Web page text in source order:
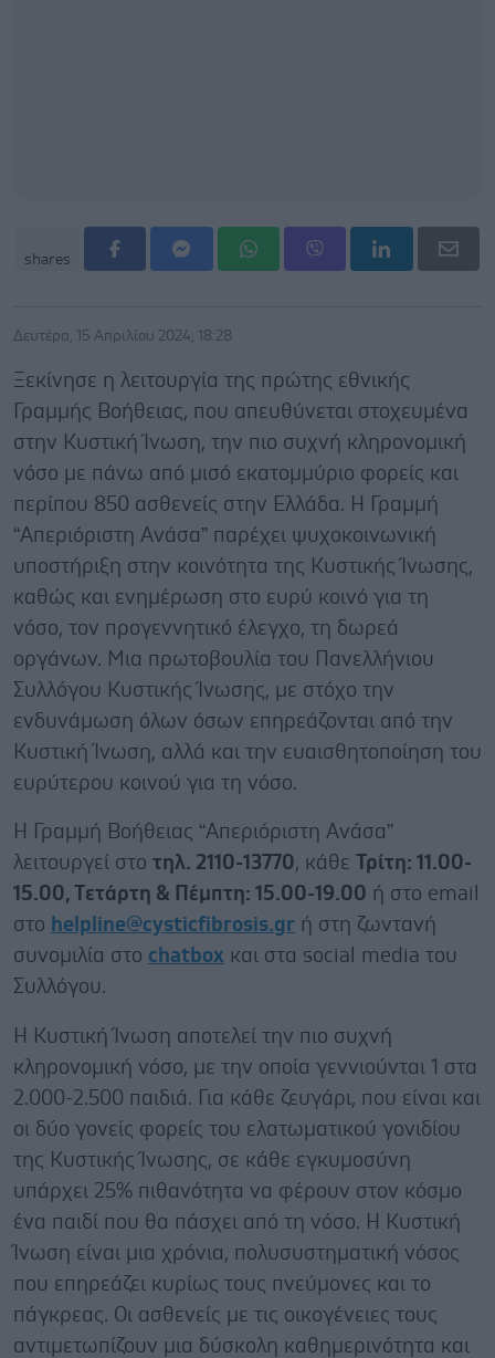
shares
Δευτέρα, 15 Απριλίου 2024, 18:28
Ξεκίνησε η λειτουργία της πρώτης εθνικής
Γραμμής Βοήθειας, που απευθύνεται στοχευμένα
στην Κυστική Ίνωση, την πιο συχνή κληρονομική
νόσο με πάνω από μισό εκατομμύριο φορείς και
περίπου 850 ασθενείς στην Ελλάδα. Η Γραμμή
“Απεριόριστη Ανάσα” παρέχει ψυχοκοινωνική
υποστήριξη στην κοινότητα της Κυστικής Ίνωσης,
καθώς και ενημέρωση στο ευρύ κοινό για τη
νόσο, τον προγεννητικό έλεγχο, τη δωρεά
οργάνων. Μια πρωτοβουλία του Πανελλήνιου
Συλλόγου Κυστικής Ίνωσης, με στόχο την
ενδυνάμωση όλων όσων επηρεάζονται από την
Κυστική Ίνωση, αλλά και την ευαισθητοποίηση του
ευρύτερου κοινού για τη νόσο.
Η Γραμμή Βοήθειας “Απεριόριστη Ανάσα”
λειτουργεί στο τηλ. 2110-13770, κάθε Τρίτη: 11.00-
15.00, Τετάρτη & Πέμπτη: 15.00-19.00 ή στο email
στο helpline@cysticfibrosis.gr ή στη ζωντανή
συνομιλία στο chatbox και στα social media του
Συλλόγου.
Η Κυστική Ίνωση αποτελεί την πιο συχνή
κληρονομική νόσο, με την οποία γεννιούνται 1 στα
2.000-2.500 παιδιά. Για κάθε ζευγάρι, που είναι και
οι δύο γονείς φορείς του ελατωματικού γονιδίου
της Κυστικής Ίνωσης, σε κάθε εγκυμοσύνη
υπάρχει 25% πιθανότητα να φέρουν στον κόσμο
ένα παιδί που θα πάσχει από τη νόσο. Η Κυστική
Ίνωση είναι μια χρόνια, πολυσυστηματική νόσος
που επηρεάζει κυρίως τους πνεύμονες και το
πάγκρεας. Οι ασθενείς με τις οικογένειες τους
αντιμετωπίζουν μια δύσκολη καθημερινότητα και